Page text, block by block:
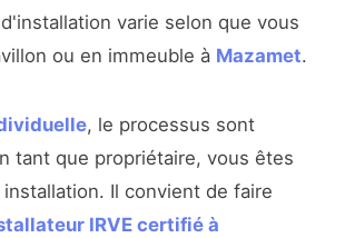
varie selon que vous
ou en immeuble à Mazamet.
, le processus sont
tant que propriétaire, vous êtes
Il convient de faire
IRVE certifié à